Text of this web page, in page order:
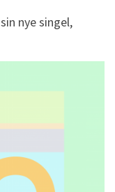
nye singel,